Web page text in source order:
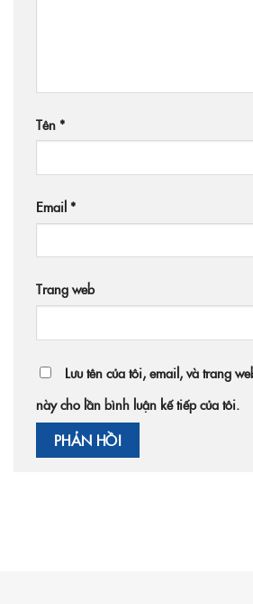
Tên *
Email *
Trang web
Lưu tên của tôi, email, và trang
này cho lần bình luận kế tiếp của tôi.